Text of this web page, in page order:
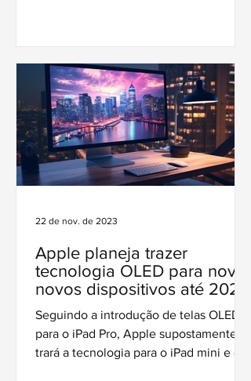
Apple planeja trazer
tecnologia OLED para nove
novos dispositivos até 2027,
segundo relatório
Seguindo a introdução de telas OLED
para o iPad Pro, Apple supostamente
trará a tecnologia para o iPad mini e o
22 de nov. de 2023